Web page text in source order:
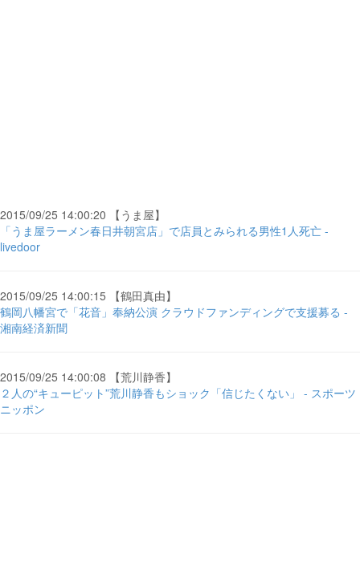
2015/09/25 14:00:20 【うま屋】
「うま屋ラーメン春日井朝宮店」で店員とみられる男性1人死亡 -
livedoor
2015/09/25 14:00:15 【鶴田真由】
鶴岡八幡宮で「花音」奉納公演 クラウドファンディングで支援募る -
湘南経済新聞
2015/09/25 14:00:08 【荒川静香】
２人の“キューピット”荒川静香もショック「信じたくない」 - スポーツ
ニッポン